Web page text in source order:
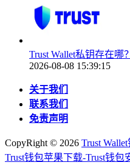
Trust Wallet私钥存在哪
2026-08-08 15:39:15
关于我们
联系我们
免责声明
CopyRight © 2026 Trust
Trust钱包苹果下载-Trust钱包